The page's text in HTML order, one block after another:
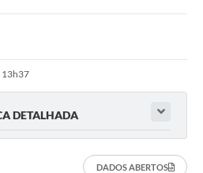
13h37
DETALHADA
DADOS ABERTOS